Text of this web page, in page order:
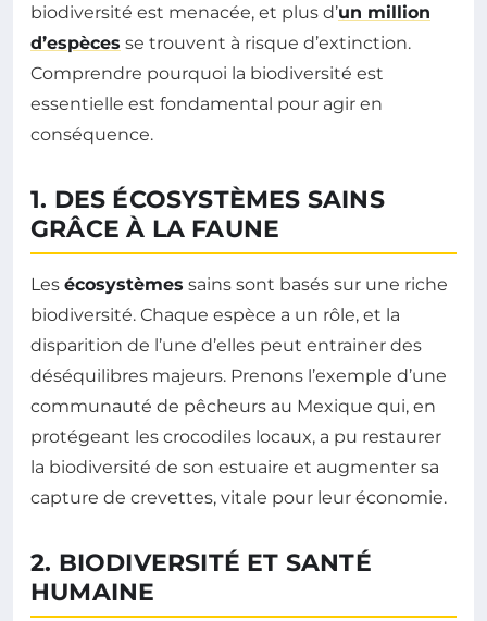
biodiversité est menacée, et plus d’un million
d’espèces se trouvent à risque d’extinction.
Comprendre pourquoi la biodiversité est
essentielle est fondamental pour agir en
conséquence.
1. DES ÉCOSYSTÈMES SAINS
GRÂCE À LA FAUNE
Les écosystèmes sains sont basés sur une riche
biodiversité. Chaque espèce a un rôle, et la
disparition de l’une d’elles peut entrainer des
déséquilibres majeurs. Prenons l’exemple d’une
communauté de pêcheurs au Mexique qui, en
protégeant les crocodiles locaux, a pu restaurer
la biodiversité de son estuaire et augmenter sa
capture de crevettes, vitale pour leur économie.
2. BIODIVERSITÉ ET SANTÉ
HUMAINE